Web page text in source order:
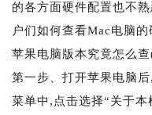
的各方面硬件配置也不
户们如何查看Mac电脑
苹果电脑版本究竟怎么
第一步、打开苹果电脑
菜单中,点击选择“关于本